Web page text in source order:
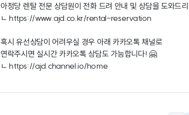
아정당 렌탈 전문 상담원이 전화 드려 안내 및 상담을 도와드
ㄴhttps://www.ajd.co.kr/rental-reservation
혹시 유선상담이 어려우실 경우 아래 카카오톡 채널로
연락주시면 실시간 카카오톡 상담도 가능합니다! 🤗
ㄴhttps://ajd.channel.io/home